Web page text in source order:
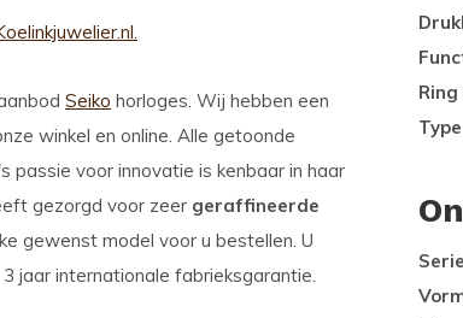
Seiko horloges. Wij hebben een
winkel en online. Alle getoonde
passie voor innovatie is kenbaar in haar
gezorgd voor zeer geraffineerde
gewenst model voor u bestellen. U
jaar internationale fabrieksgarantie.
Serie